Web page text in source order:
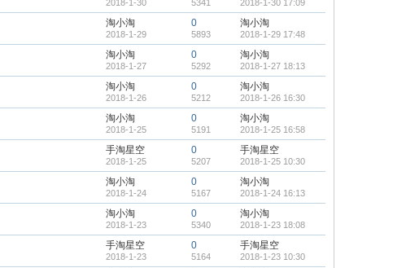
2018-1-30 5341 2018-1-30 17:09
淘小淘
2018-1-29
0
5893
淘小淘
2018-1-29 17:48
淘小淘
2018-1-27
0
5292
淘小淘
2018-1-27 18:13
淘小淘
2018-1-26
0
5212
淘小淘
2018-1-26 16:30
淘小淘
2018-1-25
0
5191
淘小淘
2018-1-25 16:58
手淘星空
2018-1-25
0
5207
手淘星空
2018-1-25 10:30
淘小淘
2018-1-24
0
5167
淘小淘
2018-1-24 16:13
淘小淘
2018-1-23
0
5340
淘小淘
2018-1-23 18:08
手淘星空
2018-1-23
0
5164
手淘星空
2018-1-23 10:30